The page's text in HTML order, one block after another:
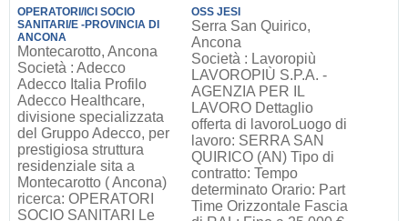
OPERATORI/ICI SOCIO
SANITARI/E -PROVINCIA DI
ANCONA
Montecarotto, Ancona
Società : Adecco
Adecco Italia Profilo
Adecco Healthcare,
divisione specializzata
del Gruppo Adecco, per
prestigiosa struttura
residenziale sita a
Montecarotto ( Ancona)
ricerca: OPERATORI
SOCIO SANITARI Le
OSS JESI
Serra San Quirico,
Ancona
Società : Lavoropiù
LAVOROPIÙ S.P.A. -
AGENZIA PER IL
LAVORO Dettaglio
offerta di lavoroLuogo di
lavoro: SERRA SAN
QUIRICO (AN) Tipo di
contratto: Tempo
determinato Orario: Part
Time Orizzontale Fascia